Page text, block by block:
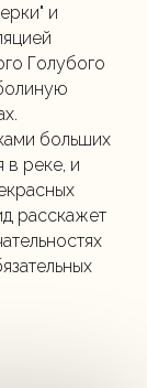
и
Голубого
больших
в реке, и
расскажет